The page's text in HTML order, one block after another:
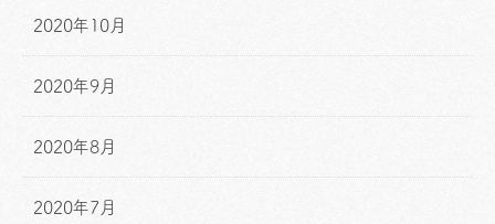
2020年10月
2020年9月
2020年8月
2020年7月